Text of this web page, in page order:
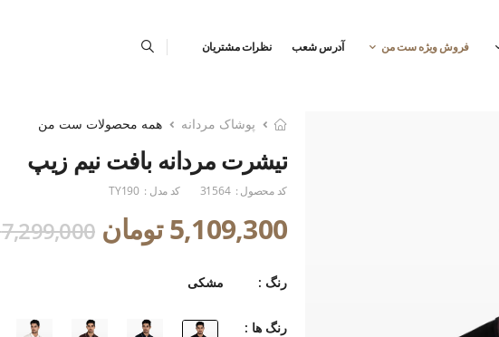
فروش ویژه ست من آدرس شعب نظرات مشتریان
پوشاک مردانه همه محصولات ست من
تیشرت مردانه بافت نیم زیپ
کد محصول : 31564 کد مدل : TY190
5,109,300 تومان 7,299,000 تومان
رنگ : مشکی
رنگ ها :